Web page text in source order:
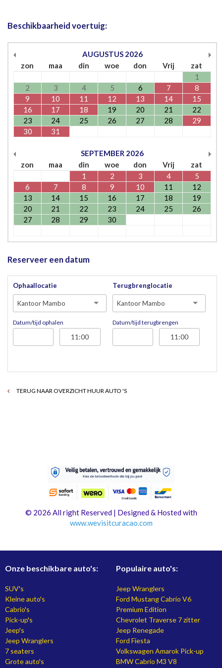
Beschikbaarheid voertuig:
AUGUSTUS 2026
zon
maa din woe don Vrij
zat
1
2
3 4 5 6 7
8
9
10 11 12 13 14
15
16
17 18 19 20 21
22
23
24 25 26 27 28
29
30
31
SEPTEMBER 2026
zon
maa din woe don Vrij
zat
1
2 3 4
5
6
7 8 9 10 11
12
13
14 15 16 17 18
19
20
21 22 23 24 25
26
27
28 29 30
Reserveer een datum
Ophaallocatie
Kantoor Mambo
Datum/tijd ophalen
Terugbrenglocatie
Kantoor Mambo
Datum/tijd terugbrengen
TERUG NAAR OVERZICHT HUUR AUTO 'S
© 2026 All right Reserved | Designed & Hosted with
www.wevisitcuracao.com
Onze beschikbare auto's:
SUV's
Kleine auto's
Cabrio's
Pick-up's
Jeep's
Jeep Wranglers
7 seaters
Grote auto's
Populaire auto's:
Jeep Wranglers
Ford Mustang Cabrio V6
Premium Edition
Chevrolet Traverse 7 zitter
Jeep Renegade
Ford Fiesta
Volkswagen Amarok Pick-up
BMW Cabrio M3 V8